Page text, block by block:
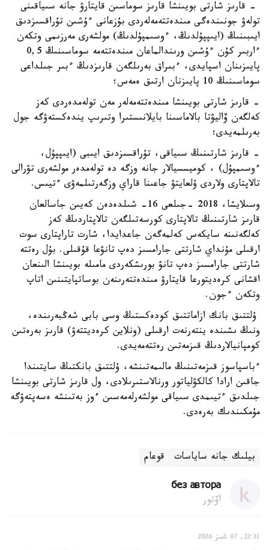
- قارىز شارتى بويىنشا قارىز سوماسىن قايتارۋ جانە سىياقىنى
تولەۋ جونىندەگى مىندەتتەمەلەردى بۇزعانى ءۇشىن تۇراقسىزدىق
ايىبىنىڭ (ايىپپۇلدىڭ، ءوسىمپۇلدىڭ) مولشەرى مەرزىمى وتكەن
ءاربىر كۇن ءۇشىن ورىندالماعان مىندەتتەمە سوماسىنىڭ 0,5
پايىزىنان اسپايدى، ءبىراق بەرىلگەن قارىزدىڭ ءبىر جىلداعى
سوماسىنىڭ 10 پايىزنان ارتىق ەمەس؛
- قارىز شارتى بويىنشا مىندەتتەمەلەر مەن تولەمدەردى كەز
كەلگەن ۆاليۋتا بالاماسىنا بايلانىستىرا وتىرىپ يندەكستەۋگە جول
بەرىلمەيدى؛
- قارىز شارتىنىڭ سىياقى، تۇراقسىزدىق ايىبى (ايىپپۇل،
ءوسىمپۇل) ، كوميسسيالار جانە وزگە دە تولەمدەر مولشەرى تۋرالى
تالاپتارى ولاردى ۇلعايتۋ جاعىنا قاراي وزگەرتىلمەۋى ءتيىس.
وسىلايشا، 2018 -جىلعى 16- شىلدەدەن كەيىن جاسالعان
قارىز شارتىنىڭ تالاپتارى كورسەتىلگەن تالاپتاردىڭ كەز
كەلگەنىنە سايكەس كەلمەگەن جاعدايدا، شارت تاراپتارى سوت
ارقىلى مۇنداي شارتتى جارامسىز دەپ تانۋعا قۇقىلى. بۇل رەتتە
شارتتى جارامسىز دەپ تانۋ بورىشكەردى مامىلە بويىنشا الىنعان
اقشانى كرەديتورعا قايتارۋ مىندەتتەرىنەن بوساتپايتىنىن اتاپ
وتكەن ءجون.
ۇلتتىق بانك ازاماتتىق كودەكستىڭ وسى بابى شەڭبەرىندە،
ونىڭ ىشىندە ينتەرنەت ارقىلى (ونلاين كرەديتتەۋ) قارىز بەرەتىن
كومپانيالاردىڭ قىزمەتىن رەتتەمەيدى.
ءباسپاسوز قىزمەتىنىڭ مالىمەتىنشە، ۇلتتىق بانكتىڭ سايتىندا
جاقىن ارادا كالكۋلياتور ورنالاستىرىلادى، ول قارىز شارتى بويىنشا
جىلدىق ءتيىمدى سىياقى مولشەرلەمەسىن ءوز بەتىنشە ەسەپتەۋگە
مۇمكىندىك بەرەدى.
بيلىك جانە ساياسات قوعام
без автора
اۆتور
22:31, 07 تامىز 2026